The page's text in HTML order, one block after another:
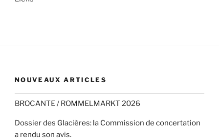
NOUVEAUX ARTICLES
BROCANTE / ROMMELMARKT 2026
Dossier des Glacières: la Commission de concertation
a rendu son avis.